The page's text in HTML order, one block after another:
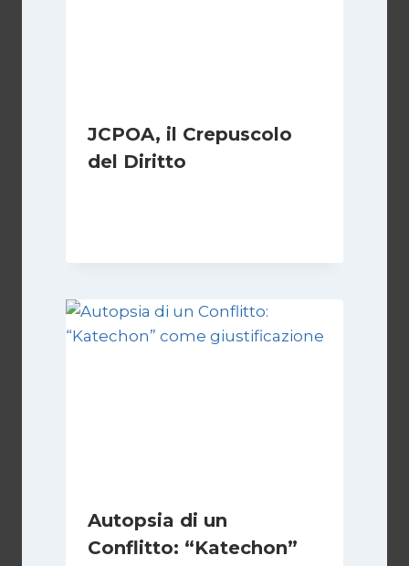
JCPOA, il Crepuscolo
del Diritto
Autopsia di un
Conflitto: “Katechon”